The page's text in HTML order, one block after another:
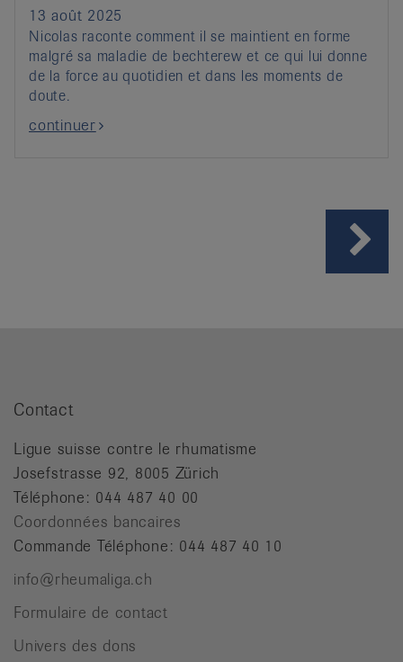
13 août 2025
Nicolas raconte comment il se maintient en forme
malgré sa maladie de bechterew et ce qui lui donne
de la force au quotidien et dans les moments de
doute.
continuer
Contact
Ligue suisse contre le rhumatisme
Josefstrasse 92, 8005 Zürich
Téléphone: 044 487 40 00
Coordonnées bancaires
Commande Téléphone: 044 487 40 10
info@rheumaliga.ch
Formulaire de contact
Univers des dons